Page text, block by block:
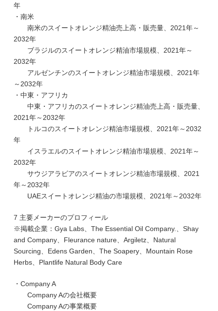
年
・南米
南米のスイートオレンジ精油売上高・販売量、2021年～
2032年
ブラジルのスイートオレンジ精油市場規模、2021年～
2032年
アルゼンチンのスイートオレンジ精油市場規模、2021年
～2032年
・中東・アフリカ
中東・アフリカのスイートオレンジ精油売上高・販売量、
2021年～2032年
トルコのスイートオレンジ精油市場規模、2021年～2032
年
イスラエルのスイートオレンジ精油市場規模、2021年～
2032年
サウジアラビアのスイートオレンジ精油市場規模、2021
年～2032年
UAEスイートオレンジ精油の市場規模、2021年～2032年
7 主要メーカーのプロフィール
※掲載企業：Gya Labs、The Essential Oil Company.、Shay
and Company、Fleurance nature、Argiletz、Natural
Sourcing、Edens Garden、The Soapery、Mountain Rose
Herbs、Plantlife Natural Body Care
・Company A
Company Aの会社概要
Company Aの事業概要